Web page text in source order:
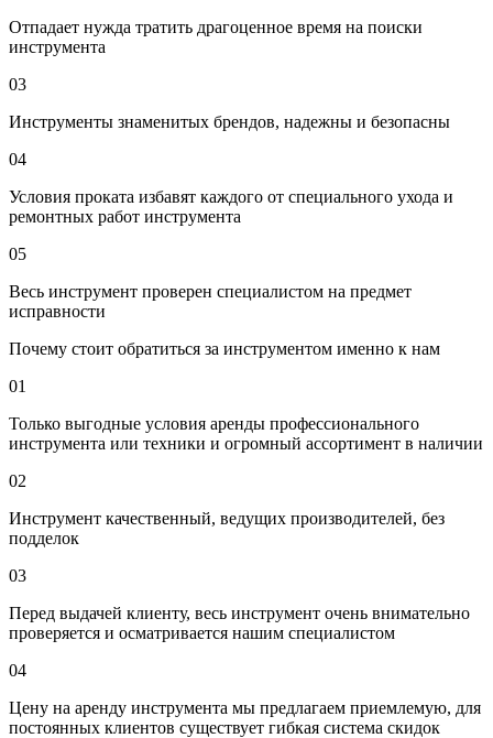
Отпадает нужда тратить драгоценное время на поиски
инструмента
03
Инструменты знаменитых брендов, надежны и безопасны
04
Условия проката избавят каждого от специального ухода и
ремонтных работ инструмента
05
Весь инструмент проверен специалистом на предмет
исправности
Почему стоит обратиться за инструментом именно к нам
01
Только выгодные условия аренды профессионального
инструмента или техники и огромный ассортимент в наличии
02
Инструмент качественный, ведущих производителей, без
подделок
03
Перед выдачей клиенту, весь инструмент очень внимательно
проверяется и осматривается нашим специалистом
04
Цену на аренду инструмента мы предлагаем приемлемую, для
постоянных клиентов существует гибкая система скидок